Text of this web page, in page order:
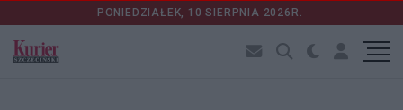
PONIEDZIAŁEK, 10 SIERPNIA 2026R.